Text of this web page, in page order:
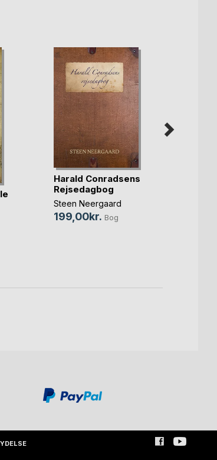
Harald Conradsens
Rejsedagbog
Steen Neergaard
199,00kr. Bog